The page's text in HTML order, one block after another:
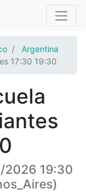
Argentina
17:30 19:30
2026 19:30
)